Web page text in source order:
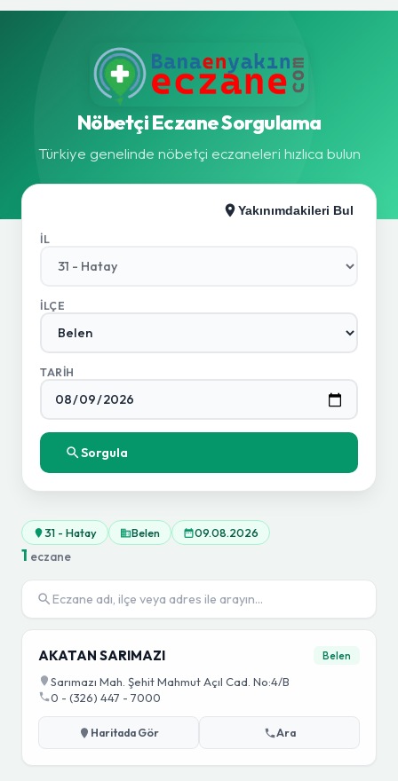
Nöbetçi Eczane Sorgulama
Türkiye genelinde nöbetçi eczaneleri hızlıca bulun
Yakınımdakileri Bul
İL
İLÇE
TARIH
Sorgula
31 - Hatay Belen 09.08.2026
1 eczane
AKATAN SARIMAZI Belen
Sarımazı Mah. Şehit Mahmut Açıl Cad. No:4/B
0 - (326) 447 - 7000
Haritada Gör Ara